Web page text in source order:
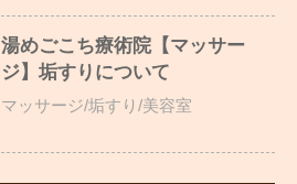
湯めごこち療術院【マッサー
ジ】垢すりについて
マッサージ/垢すり/美容室